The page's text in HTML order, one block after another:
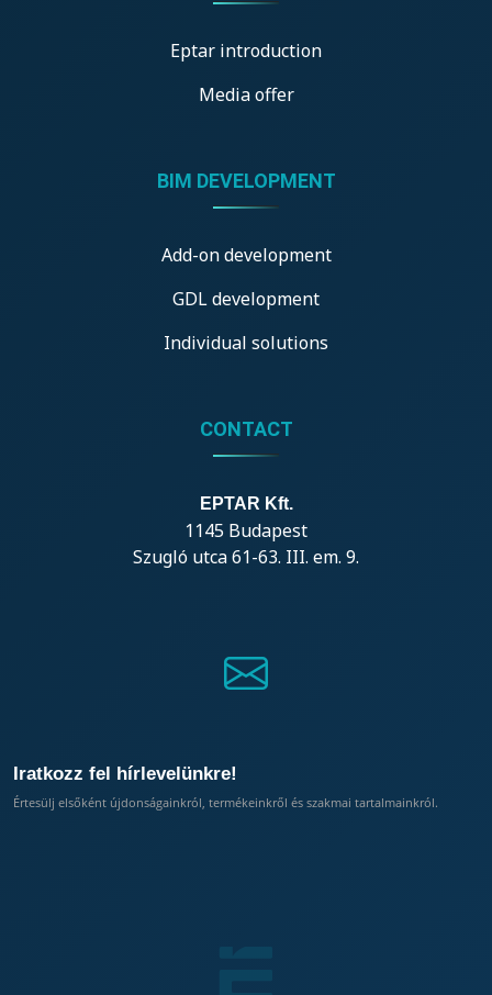
Eptar introduction
Media offer
BIM DEVELOPMENT
Add-on development
GDL development
Individual solutions
CONTACT
EPTAR Kft.
1145 Budapest
Szugló utca 61-63. III. em. 9.
Iratkozz fel hírlevelünkre!
Értesülj elsőként újdonságainkról, termékeinkről és szakmai tartalmainkról.